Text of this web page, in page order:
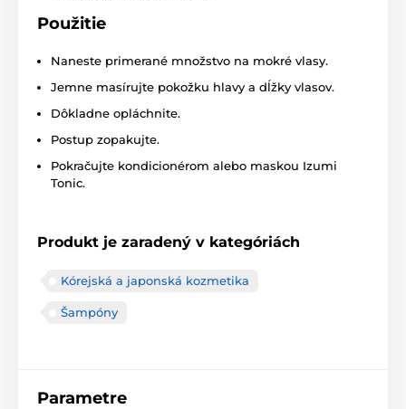
Použitie
Naneste primerané množstvo na mokré vlasy.
Jemne masírujte pokožku hlavy a dĺžky vlasov.
Dôkladne opláchnite.
Postup zopakujte.
Pokračujte kondicionérom alebo maskou Izumi
Tonic.
Produkt je zaradený v kategóriách
Kórejská a japonská kozmetika
Šampóny
Parametre